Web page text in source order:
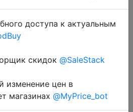
в магазин
доступа к актуальным
скидок @SaleStack
изменение цен в
магазинах @MyPrice_bot